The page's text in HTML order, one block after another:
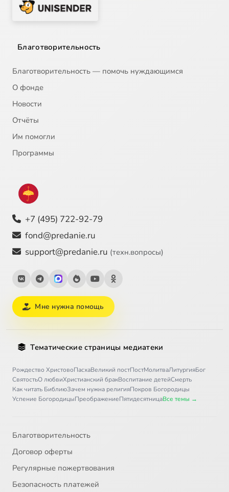
Благотворительность
Благотворительность — помочь нуждающимся
О фонде
Новости
Отчёты
Им помогли
Программы
+7 (495) 722-92-79
fond@predanie.ru
support@predanie.ru (техн.вопросы)
Мне нужна помощь
Тематические страницы медиатеки
Рождество ХристовоПасхаВеликий постПостМолитваЛитургияБог
СвятостьО любвиХристианский бракВоспитание детейСмерть
Как читать БиблиюЗачем нужна религияПокров Богородицы
Успение БогородицыПреображениеПятидесятницаВсе темы →
Благотворительность
Договор оферты
Регулярные пожертвования
Безопасность платежей